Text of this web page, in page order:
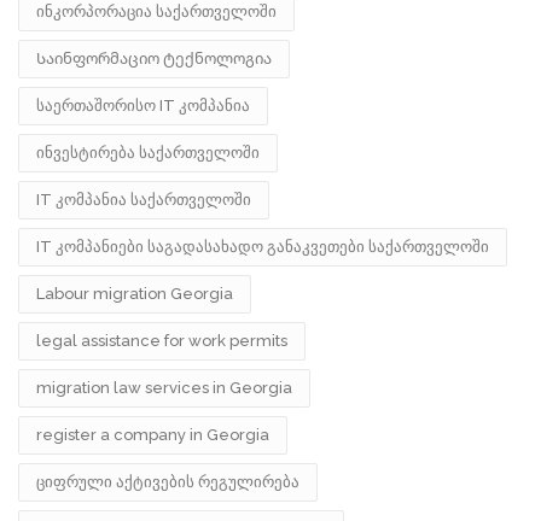
ინკორპორაცია საქართველოში
Საინფორმაციო ტექნოლოგია
საერთაშორისო IT კომპანია
ინვესტირება საქართველოში
IT კომპანია საქართველოში
IT კომპანიები საგადასახადო განაკვეთები საქართველოში
Labour migration Georgia
legal assistance for work permits
migration law services in Georgia
register a company in Georgia
ციფრული აქტივების რეგულირება